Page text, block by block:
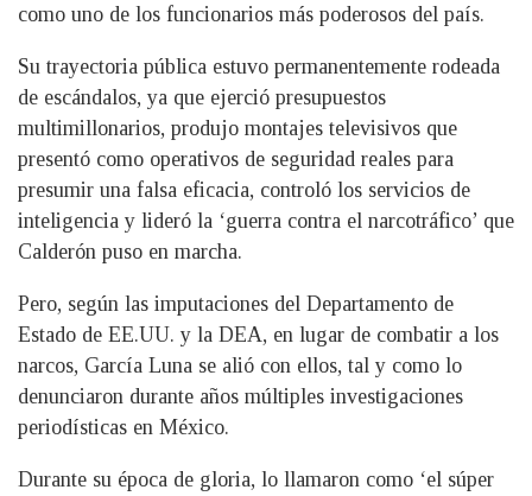
como uno de los funcionarios más poderosos del país.
Su trayectoria pública estuvo permanentemente rodeada
de escándalos, ya que ejerció presupuestos
multimillonarios, produjo montajes televisivos que
presentó como operativos de seguridad reales para
presumir una falsa eficacia, controló los servicios de
inteligencia y lideró la ‘guerra contra el narcotráfico’ que
Calderón puso en marcha.
Pero, según las imputaciones del Departamento de
Estado de EE.UU. y la DEA, en lugar de combatir a los
narcos, García Luna se alió con ellos, tal y como lo
denunciaron durante años múltiples investigaciones
periodísticas en México.
Durante su época de gloria, lo llamaron como ‘el súper